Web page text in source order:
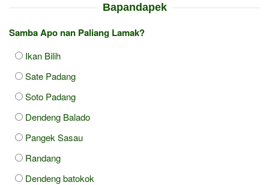
Bapandapek
Samba Apo nan Paliang Lamak?
Ikan Bilih
Sate Padang
Soto Padang
Dendeng Balado
Pangek Sasau
Randang
Dendeng batokok